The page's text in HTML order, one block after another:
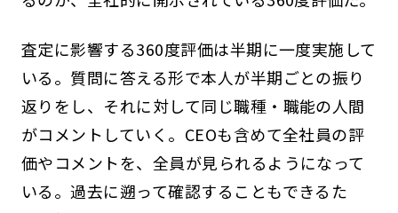
査定に影響する360度評価は半期に一度実施して
いる。質問に答える形で本人が半期ごとの振り
返りをし、それに対して同じ職種・職能の人間
がコメントしていく。CEOも含めて全社員の評
価やコメントを、全員が見られるようになって
いる。過去に遡って確認することもできるた